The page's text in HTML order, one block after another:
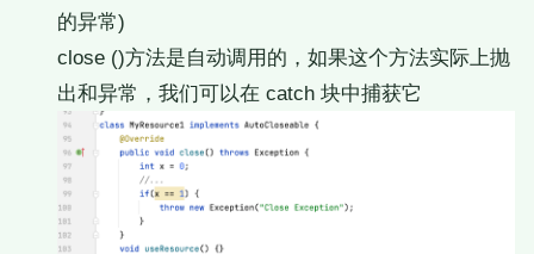
的异常)
close ()方法是自动调用的，如果这个方法实际上抛
出和异常，我们可以在 catch 块中捕获它